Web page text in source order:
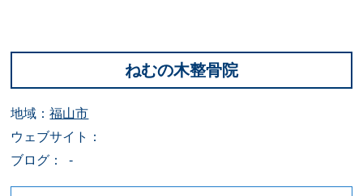
ねむの木整骨院
地域：福山市
ウェブサイト：
ブログ： -